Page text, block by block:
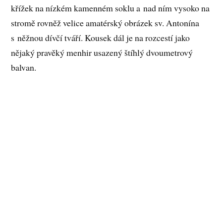
křížek na nízkém kamenném soklu a nad ním vysoko na
stromě rovněž velice amatérský obrázek sv. Antonína
s něžnou dívčí tváří. Kousek dál je na rozcestí jako
nějaký pravěký menhir usazený štíhlý dvoumetrový
balvan.